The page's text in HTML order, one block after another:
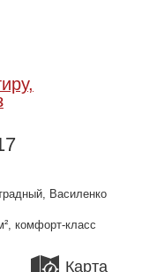
Василенко
комфорт-класс
Карта